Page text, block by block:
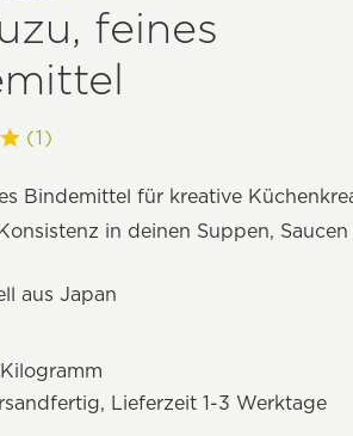
feines
(1)
Bindemittel für kreative
in deinen Suppen,
aus Japan
Lieferzeit 1-3 Werktage